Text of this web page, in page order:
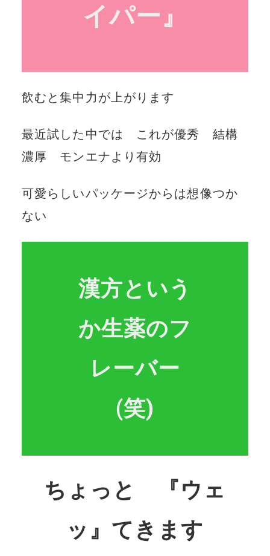
イパー』
飲むと集中力が上がります
最近試した中では これが優秀 結構
濃厚 モンエナより有効
可愛らしいパッケージからは想像つか
ない
漢方という
か生薬のフ
レーバー
(笑)
ちょっと 『ウェ
ッ』てきます